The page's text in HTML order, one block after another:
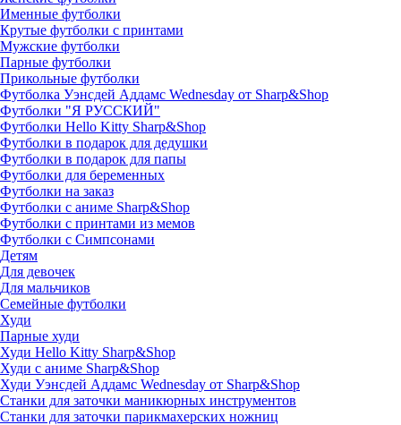
Именные футболки
Крутые футболки с принтами
Мужские футболки
Парные футболки
Прикольные футболки
Футболка Уэнсдей Аддамс Wednesday от Sharp&Shop
Футболки "Я РУССКИЙ"
Футболки Hello Kitty Sharp&Shop
Футболки в подарок для дедушки
Футболки в подарок для папы
Футболки для беременных
Футболки на заказ
Футболки с аниме Sharp&Shop
Футболки с принтами из мемов
Футболки с Симпсонами
Детям
Для девочек
Для мальчиков
Семейные футболки
Худи
Парные худи
Худи Hello Kitty Sharp&Shop
Худи с аниме Sharp&Shop
Худи Уэнсдей Аддамс Wednesday от Sharp&Shop
Станки для заточки маникюрных инструментов
Станки для заточки парикмахерских ножниц